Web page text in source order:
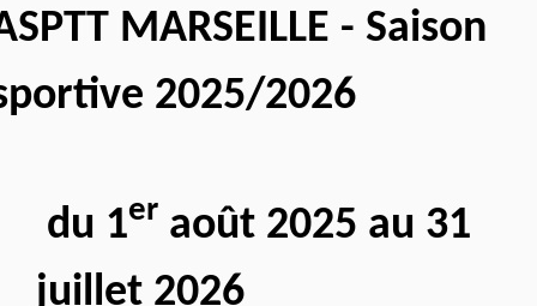
MARSEILLE - Saison
2025/2026
du 1er août 2025 au 31
juillet 2026